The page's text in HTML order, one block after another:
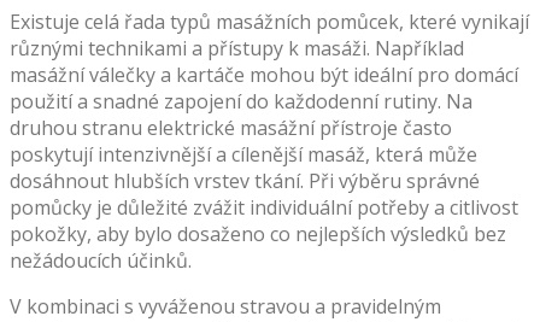
Existuje celá řada typů masážních pomůcek, které vynikají
různými technikami a přístupy k masáži. Například
masážní válečky a kartáče mohou být ideální pro domácí
použití a snadné zapojení do každodenní rutiny. Na
druhou stranu elektrické masážní přístroje často
poskytují intenzivnější a cílenější masáž, která může
dosáhnout hlubších vrstev tkání. Při výběru správné
pomůcky je důležité zvážit individuální potřeby a citlivost
pokožky, aby bylo dosaženo co nejlepších výsledků bez
nežádoucích účinků.
V kombinaci s vyváženou stravou a pravidelným